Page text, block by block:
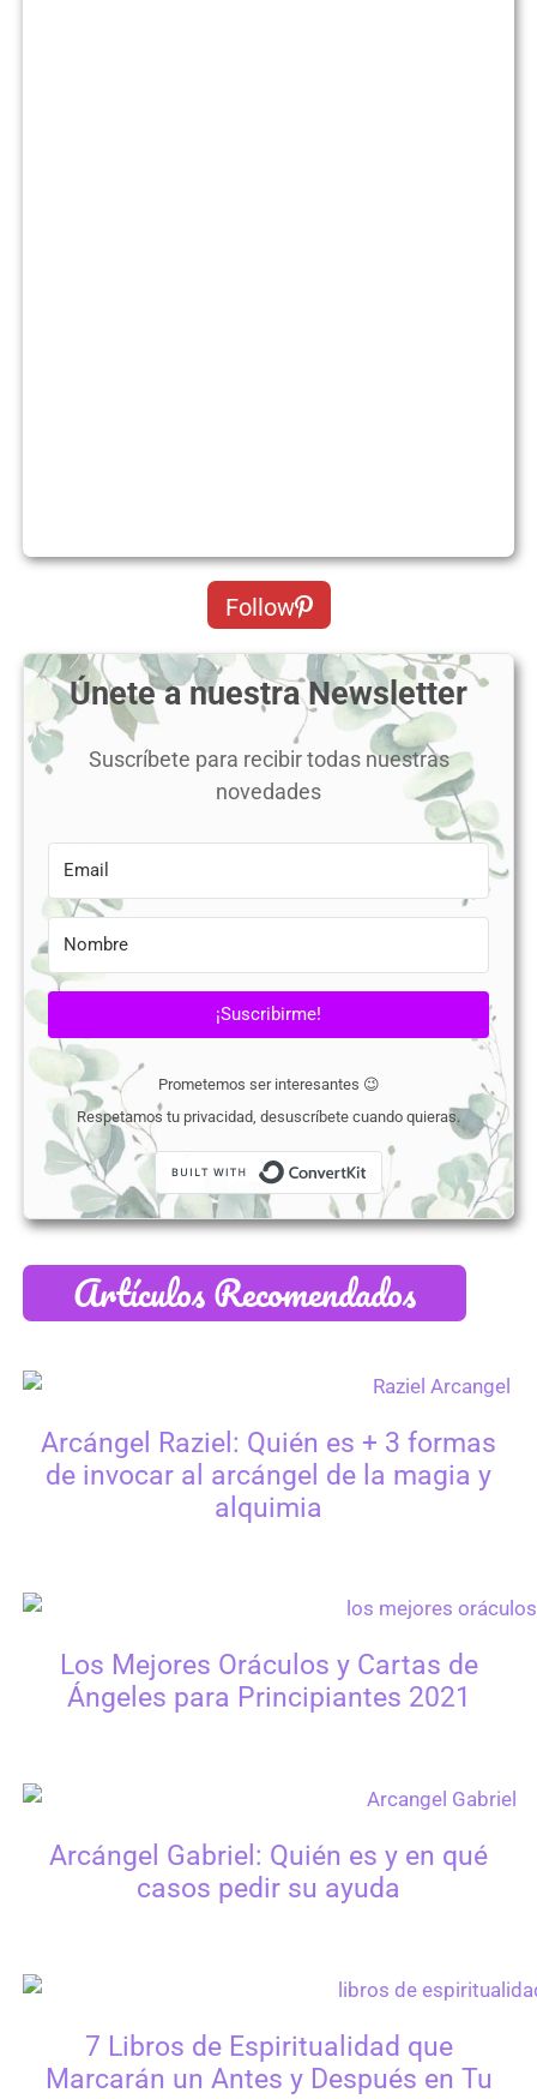
Follow
Únete a nuestra Newsletter
Suscríbete para recibir todas nuestras
novedades
¡Suscribirme!
Prometemos ser interesantes 😉
Respetamos tu privacidad, desuscríbete cuando quieras.
Built with
Artículos Recomendados
Arcángel Raziel: Quién es + 3 formas
de invocar al arcángel de la magia y
alquimia
Los Mejores Oráculos y Cartas de
Ángeles para Principiantes 2021
Arcángel Gabriel: Quién es y en qué
casos pedir su ayuda
7 Libros de Espiritualidad que
Marcarán un Antes y Después en Tu